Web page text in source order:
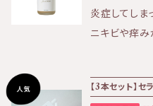
質、合成保
です。 ・ソル
効果が期待で
ートをいたし
炎症してしま
ニキビや痒み
水です。 《使用方法》 濃縮タイプの化粧水となり
【3本セット】